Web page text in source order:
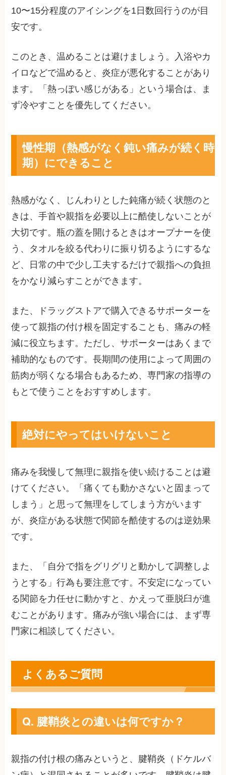
10〜15分程度のアイシングを1日数回行うのが目
安です。
このとき、温めることは避けましょう。入浴やカ
イロなどで温めると、炎症が悪化することがあり
ます。「熱っぽい感じがある」という場合は、ま
ず冷やすことを優先してください。
慢性期（熱感がなく鈍い痛みが続く時
期）にできること
熱感がなく、じんわりとした鈍痛が続く状態のと
きは、手首や親指を必要以上に酷使しないことが
大切です。瓶の蓋を開けるときはオープナーを使
う、タオルを絞る代わりに振り切るようにするな
ど、日常の中で少し工夫するだけで親指への負担
をかなり減らすことができます。
また、ドラッグストアで購入できるサポーターを
使って親指の付け根を固定することも、痛みの軽
減に役立ちます。ただし、サポーターはあくまで
補助的なものです。長期間の使用によって周囲の
筋肉が弱くなる場合もあるため、専門家の指導の
もとで使うことをおすすめします。
絶対にやってはいけないこと
痛みを我慢して無理に親指を使い続けることは避
けてください。「痛くても動かさないと固まって
しまう」と思って無理をしてしまう方がいます
が、炎症がある状態で関節を酷使するのは逆効果
です。
また、「自分で指をグリグリと動かして調整しよ
うとする」行為も要注意です。不安定になってい
る関節を力任せに動かすと、かえって亜脱臼が進
むことがあります。痛みが強い場合には、まず専
門家に相談してください。
よくあるご質問
Q. 腱鞘炎との違いは何ですか？
親指の付け根の痛みというと、腱鞘炎（ドケルバ